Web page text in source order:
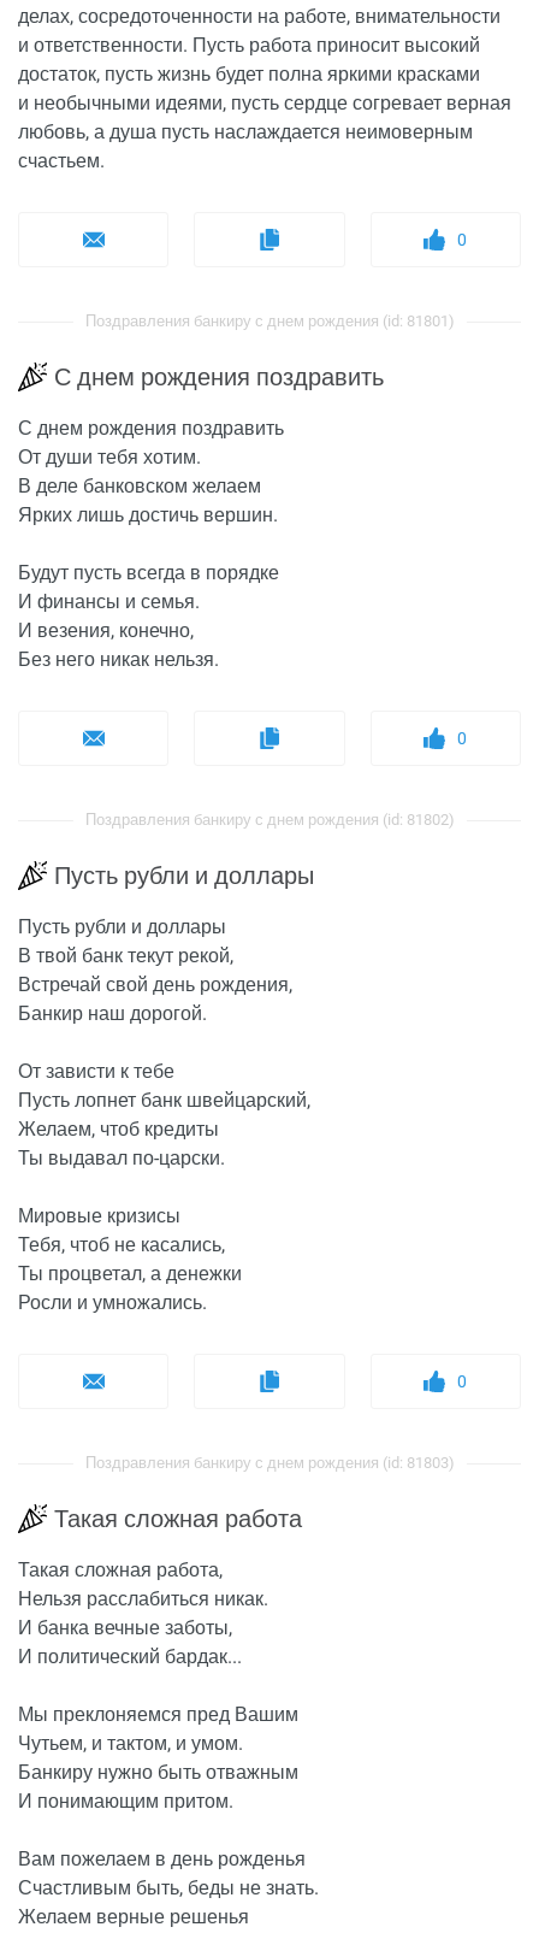
делах, сосредоточенности на работе, внимательности
и ответственности. Пусть работа приносит высокий
достаток, пусть жизнь будет полна яркими красками
и необычными идеями, пусть сердце согревает верная
любовь, а душа пусть наслаждается неимоверным
счастьем.
0
Поздравления банкиру с днем рождения (id: 81801)
С днем рождения поздравить
С днем рождения поздравить
От души тебя хотим.
В деле банковском желаем
Ярких лишь достичь вершин.
Будут пусть всегда в порядке
И финансы и семья.
И везения, конечно,
Без него никак нельзя.
0
Поздравления банкиру с днем рождения (id: 81802)
Пусть рубли и доллары
Пусть рубли и доллары
В твой банк текут рекой,
Встречай свой день рождения,
Банкир наш дорогой.
От зависти к тебе
Пусть лопнет банк швейцарский,
Желаем, чтоб кредиты
Ты выдавал по-царски.
Мировые кризисы
Тебя, чтоб не касались,
Ты процветал, а денежки
Росли и умножались.
0
Поздравления банкиру с днем рождения (id: 81803)
Такая сложная работа
Такая сложная работа,
Нельзя расслабиться никак.
И банка вечные заботы,
И политический бардак...
Мы преклоняемся пред Вашим
Чутьем, и тактом, и умом.
Банкиру нужно быть отважным
И понимающим притом.
Вам пожелаем в день рожденья
Счастливым быть, беды не знать.
Желаем верные решенья